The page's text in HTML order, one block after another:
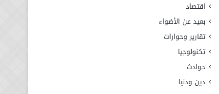
اقتصاد
بعيد عن الأضواء
تقارير وحوارات
تكنولوجيا
حوادث
دين ودنيا